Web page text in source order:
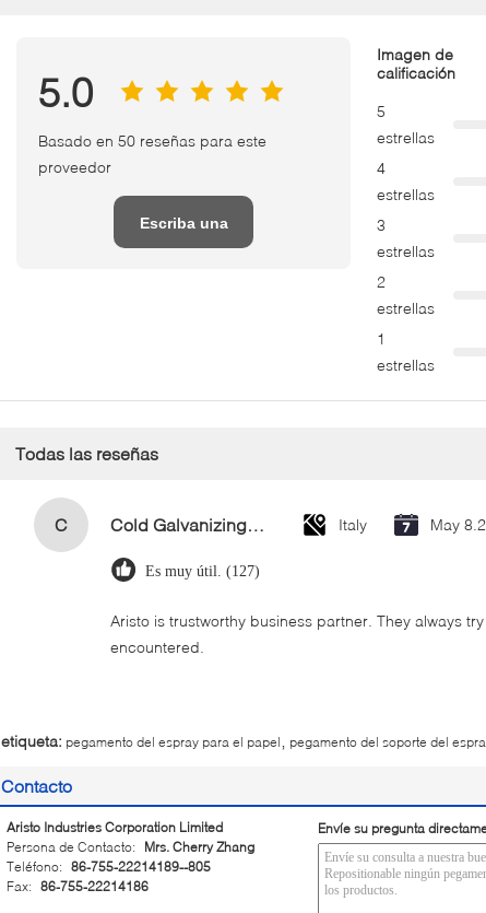
5.0
Basado en 50 reseñas para este
proveedor
Escriba una
Imagen de
calificación
5
estrellas
4
estrellas
3
estrellas
2
estrellas
1
estrellas
Todas las reseñas
C Cold Galvanizing Zinc Spray Paint 400ml Italy May
Es muy útil. (127)
Aristo is trustworthy business partner. They always
encountered.
etiqueta: pegamento del espray para el papel pegamento del soporte del
Contacto
Aristo Industries Corporation Limited
Persona de Contacto:
Mrs. Cherry Zhang
Teléfono: 86-755-22214189--805
Fax: 86-755-22214186
Envíe su pregunta